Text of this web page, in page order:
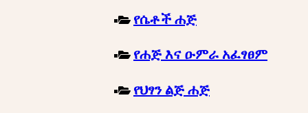
የሴቶች ሐጅ
የሐጅ እና ዑምራ አፈፃፀም
የህፃን ልጅ ሐጅ